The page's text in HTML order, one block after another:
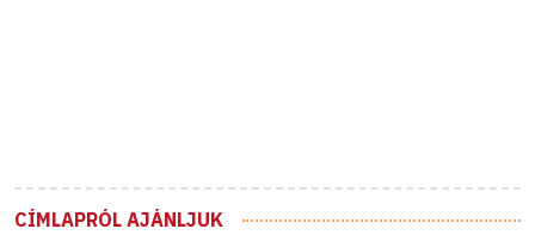
CÍMLAPRÓL AJÁNLJUK